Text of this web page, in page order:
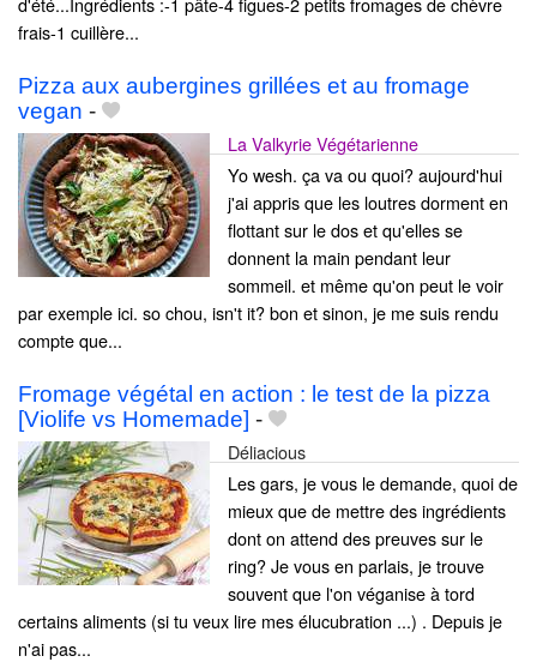
frais-1 cuillère...
Pizza aux aubergines grillées et au fromage
vegan -
La Valkyrie Végétarienne
Yo wesh. ça va ou quoi? aujourd'hui
j'ai appris que les loutres dorment en
flottant sur le dos et qu'elles se
donnent la main pendant leur
sommeil. et même qu'on peut le voir
par exemple ici. so chou, isn't it? bon et sinon, je me suis rendu
compte que...
Fromage végétal en action : le test de la pizza
[Violife vs Homemade] -
Déliacious
Les gars, je vous le demande, quoi de
mieux que de mettre des ingrédients
dont on attend des preuves sur le
ring? Je vous en parlais, je trouve
souvent que l'on véganise à tord
certains aliments (si tu veux lire mes élucubration ...) . Depuis je
n'ai pas...